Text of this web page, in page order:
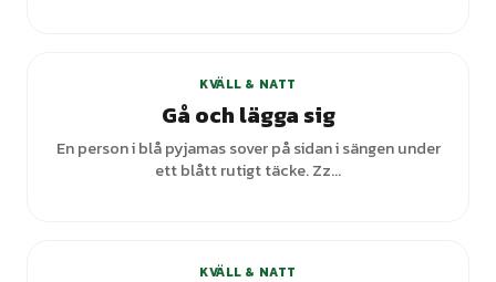
KVÄLL & NATT
Gå och lägga sig
En person i blå pyjamas sover på sidan i sängen under
ett blått rutigt täcke. Zz...
KVÄLL & NATT